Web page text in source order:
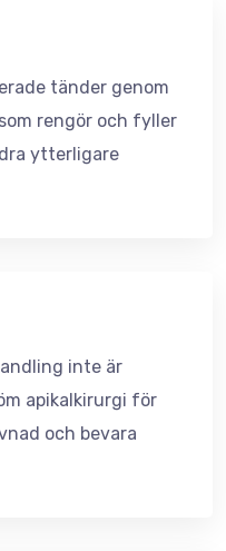
tänder genom
rengör och fyller
ytterligare
inte är
apikalkirurgi för
och bevara